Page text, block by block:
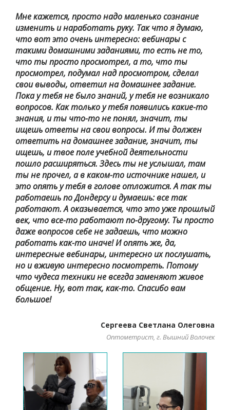
Мне кажется, просто надо маленько сознание
изменить и наработать руку. Так что я думаю,
что вот это очень интересно: вебинары с
такими домашними заданиями, то есть не то,
что ты просто просмотрел, а то, что ты
просмотрел, подумал над просмотром, сделал
свои выводы, ответил на домашнее задание.
Пока у тебя не было знаний, у тебя не возникало
вопросов. Как только у тебя появились какие-то
знания, и ты что-то не понял, значит, ты
ищешь ответы на свои вопросы. И ты должен
ответить на домашнее задание, значит, ты
ищешь, и твое поле учебной деятельности
пошло расширяться. Здесь ты не услышал, там
ты не прочел, а в каком-то источнике нашел, и
это опять у тебя в голове отложится. А так ты
работаешь по Дондерсу и думаешь: все так
работают. А оказывается, что это уже прошлый
век, что все-то работают по-другому. Ты просто
даже вопросов себе не задаешь, что можно
работать как-то иначе! И опять же, да,
интересные вебинары, интересно их послушать,
но и вживую интересно посмотреть. Потому
что чудеса техники не всегда заменяют живое
общение. Ну, вот так, как-то. Спасибо вам
большое!
Сергеева Светлана Олеговна
Оптометрист, г. Вышний Волочек